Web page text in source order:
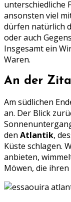
unterschiedliche
ansonsten viel
dürfen natürlich
oder auch
Insgesamt ein
Waren.
An der
Am südlichen
an. Der Blick
den Atlantik,
Küste schlagen.
anbieten,
Möwen, die